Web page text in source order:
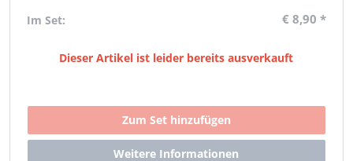
Im Set: € 8,90 *
Dieser Artikel ist leider bereits ausverkauft